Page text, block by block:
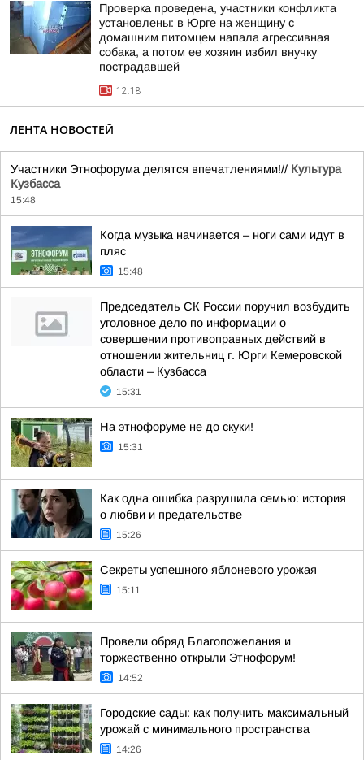
Проверка проведена, участники конфликта
установлены: в Юрге на женщину с
домашним питомцем напала агрессивная
собака, а потом ее хозяин избил внучку
пострадавшей
12:18
ЛЕНТА НОВОСТЕЙ
Участники Этнофорума делятся впечатлениями!// Культура
Кузбасса
15:48
Когда музыка начинается – ноги сами идут в
пляс
15:48
Председатель СК России поручил возбудить
уголовное дело по информации о
совершении противоправных действий в
отношении жительниц г. Юрги Кемеровской
области – Кузбасса
15:31
На этнофоруме не до скуки!
15:31
Как одна ошибка разрушила семью: история
о любви и предательстве
15:26
Секреты успешного яблоневого урожая
15:11
Провели обряд Благопожелания и
торжественно открыли Этнофорум!
14:52
Городские сады: как получить максимальный
урожай с минимального пространства
14:26